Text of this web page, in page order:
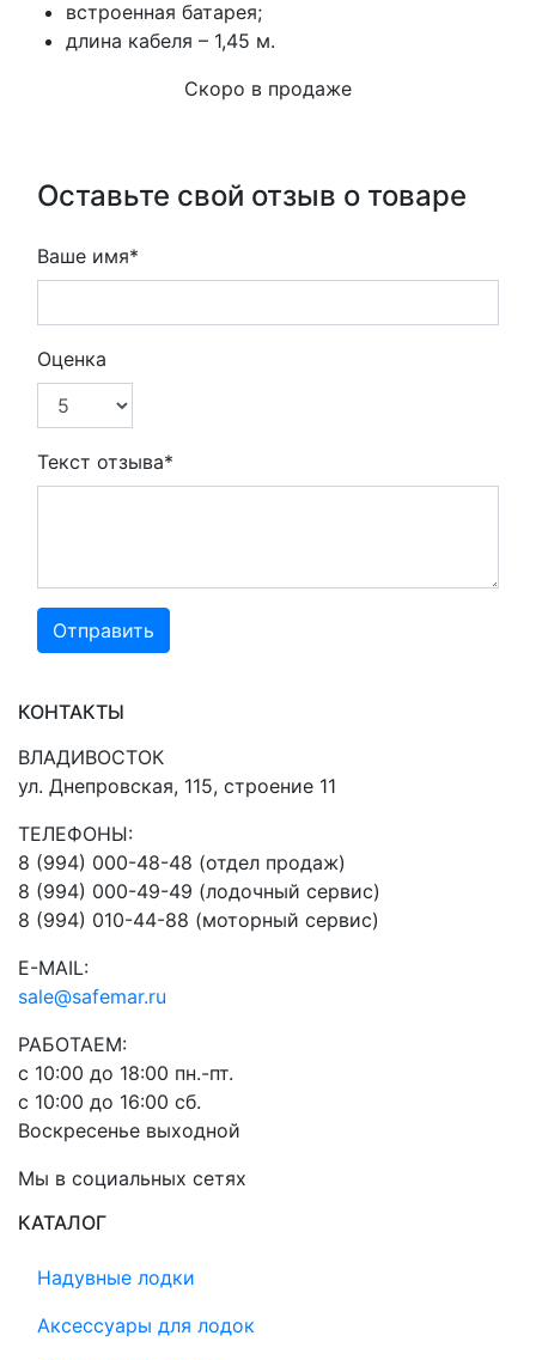
встроенная батарея;
длина кабеля – 1,45 м.
Скоро в продаже
Оставьте свой отзыв о товаре
Ваше имя*
Оценка
Текст отзыва*
КОНТАКТЫ
ВЛАДИВОСТОК
ул. Днепровская, 115, строение 11
ТЕЛЕФОНЫ:
8 (994) 000-48-48 (отдел продаж)
8 (994) 000-49-49 (лодочный сервис)
8 (994) 010-44-88 (моторный сервис)
E-MAIL:
sale@safemar.ru
РАБОТАЕМ:
с 10:00 до 18:00 пн.-пт.
с 10:00 до 16:00 сб.
Воскресенье выходной
Мы в социальных сетях
КАТАЛОГ
Надувные лодки
Аксессуары для лодок